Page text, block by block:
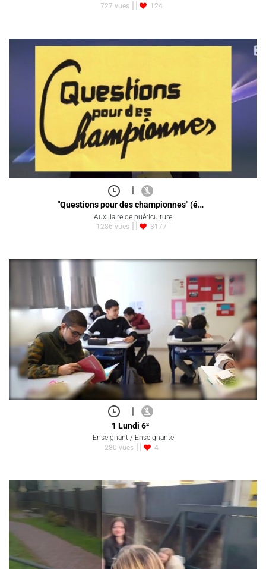
727 vues
124
|
"Questions pour des championnes" (é…
Auxiliaire de puériculture
1286 vues
3177
|
1 Lundi 6²
Enseignant / Enseignante
280 vues
4